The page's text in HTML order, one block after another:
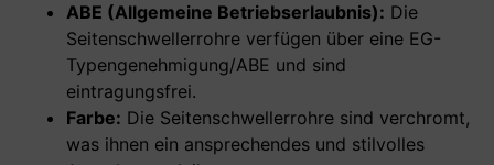
ABE (Allgemeine Betriebserlaubnis): Die
Seitenschwellerrohre verfügen über eine EG-
Typengenehmigung/ABE und sind
eintragungsfrei.
Farbe: Die Seitenschwellerrohre sind verchromt,
was ihnen ein ansprechendes und stilvolles